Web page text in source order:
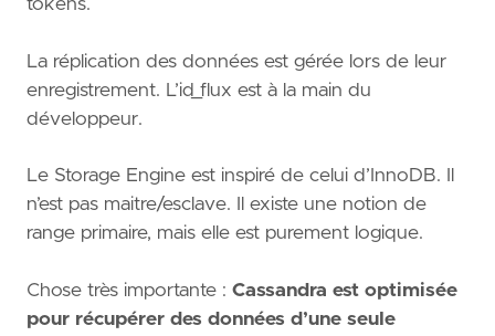
tokens.
La réplication des données est gérée lors de leur
enregistrement. L’id_flux est à la main du
développeur.
Le Storage Engine est inspiré de celui d’InnoDB. Il
n’est pas maitre/esclave. Il existe une notion de
range primaire, mais elle est purement logique.
Chose très importante : Cassandra est optimisée
pour récupérer des données d’une seule